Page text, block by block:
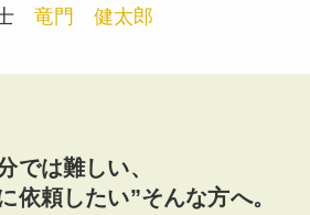
竜門 健太郎
では難しい、
依頼したい”そんな方へ。